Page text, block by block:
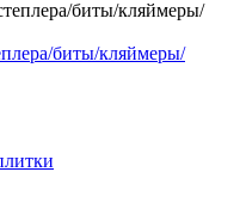
биты/кляймеры/